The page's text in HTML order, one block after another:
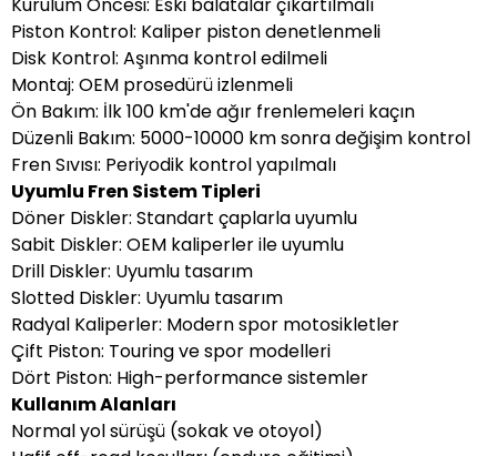
Piston Kontrol: Kaliper piston denetlenmeli
Disk Kontrol: Aşınma kontrol edilmeli
Montaj: OEM prosedürü izlenmeli
Ön Bakım: İlk 100 km'de ağır frenlemeleri kaçın
Düzenli Bakım: 5000-10000 km sonra değişim kontrol
Fren Sıvısı: Periyodik kontrol yapılmalı
Uyumlu Fren Sistem Tipleri
Döner Diskler: Standart çaplarla uyumlu
Sabit Diskler: OEM kaliperler ile uyumlu
Drill Diskler: Uyumlu tasarım
Slotted Diskler: Uyumlu tasarım
Radyal Kaliperler: Modern spor motosikletler
Çift Piston: Touring ve spor modelleri
Dört Piston: High-performance sistemler
Kullanım Alanları
Normal yol sürüşü (sokak ve otoyol)